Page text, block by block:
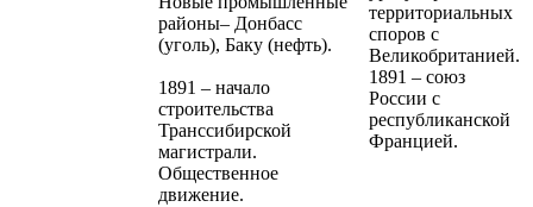
районы– Донбасс
(уголь), Баку (нефть).
1891 – начало
строительства
Транссибирской
магистрали.
Общественное
движение.
территориальных
споров с
Великобританией.
1891 – союз
России с
республиканской
Францией.